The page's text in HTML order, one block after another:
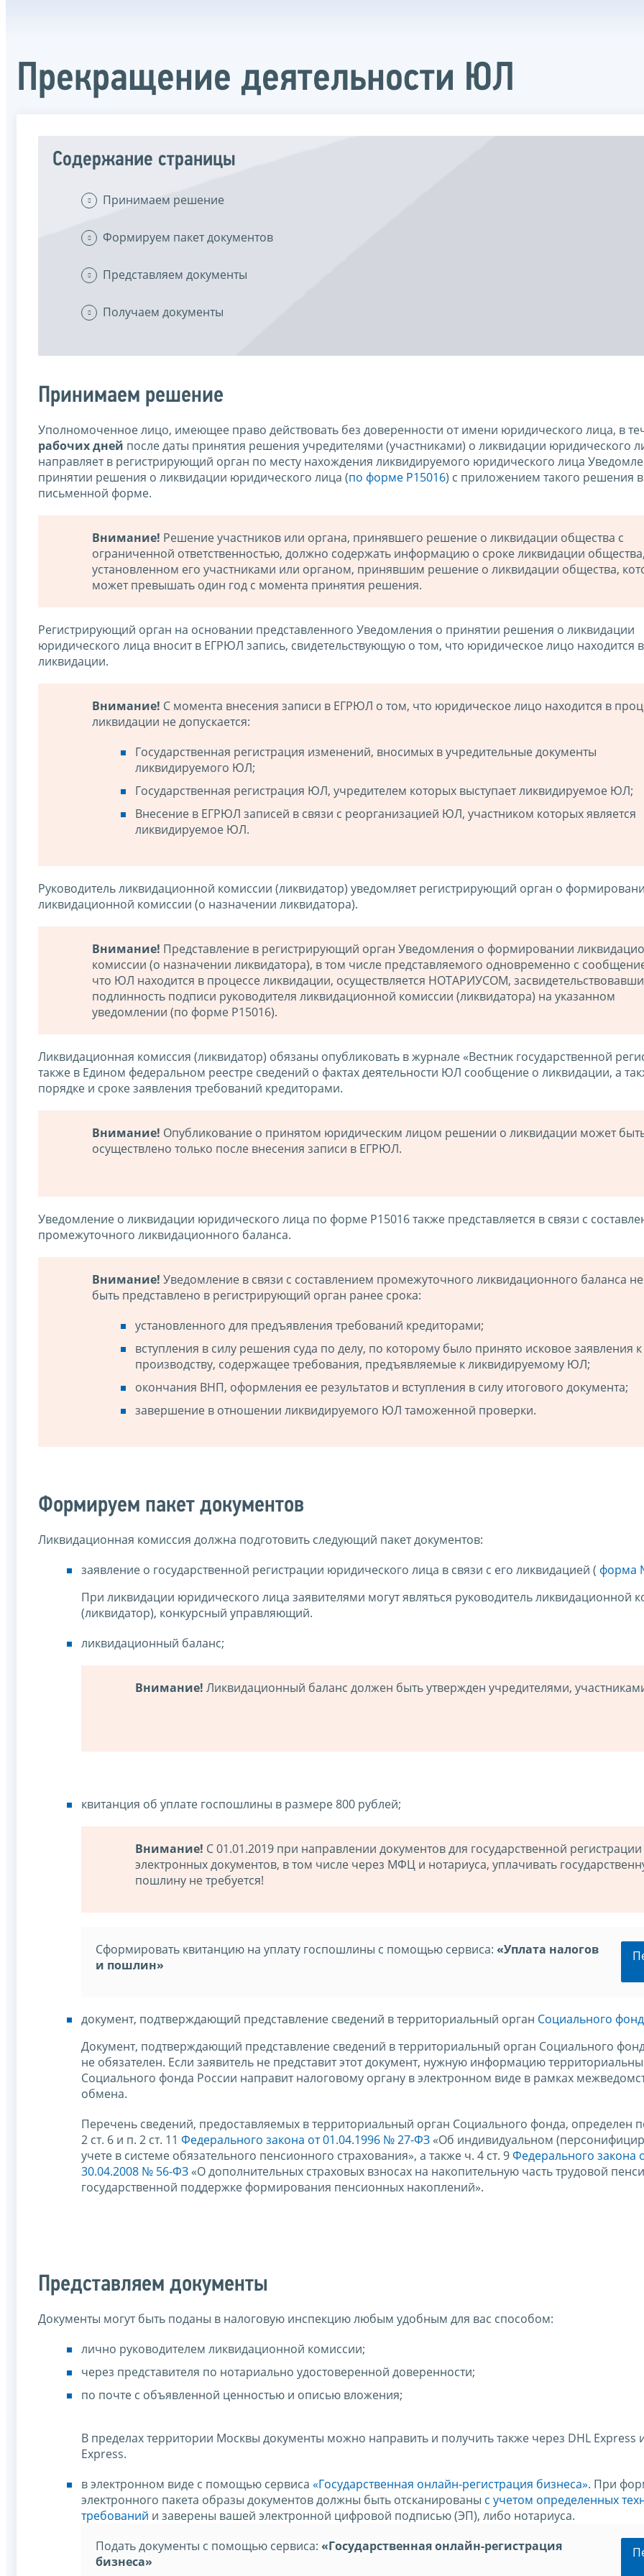
Прекращение деятельности ЮЛ
Содержание страницы
Принимаем решение
Формируем пакет документов
Представляем документы
Получаем документы
Принимаем решение
Уполномоченное лицо, имеющее право действовать без доверенности от имени юридического лица, в
рабочих дней после даты принятия решения учредителями (участниками) о ликвидации юридического
направляет в регистрирующий орган по месту нахождения ликвидируемого юридического лица
принятии решения о ликвидации юридического лица (по форме Р15016) с приложением такого решения в
письменной форме.
Внимание! Решение участников или органа, принявшего решение о ликвидации общества с
ограниченной ответственностью, должно содержать информацию о сроке ликвидации общества,
установленном его участниками или органом, принявшим решение о ликвидации общества,
может превышать один год с момента принятия решения.
Регистрирующий орган на основании представленного Уведомления о принятии решения о ликвидации
юридического лица вносит в ЕГРЮЛ запись, свидетельствующую о том, что юридическое лицо находится
ликвидации.
Внимание! С момента внесения записи в ЕГРЮЛ о том, что юридическое лицо находится в
ликвидации не допускается:
Государственная регистрация изменений, вносимых в учредительные документы
ликвидируемого ЮЛ;
Государственная регистрация ЮЛ, учредителем которых выступает ликвидируемое ЮЛ;
Внесение в ЕГРЮЛ записей в связи с реорганизацией ЮЛ, участником которых является
ликвидируемое ЮЛ.
Руководитель ликвидационной комиссии (ликвидатор) уведомляет регистрирующий орган о
ликвидационной комиссии (о назначении ликвидатора).
Внимание! Представление в регистрирующий орган Уведомления о формировании
комиссии (о назначении ликвидатора), в том числе представляемого одновременно с
что ЮЛ находится в процессе ликвидации, осуществляется НОТАРИУСОМ,
подлинность подписи руководителя ликвидационной комиссии (ликвидатора) на указанном
уведомлении (по форме Р15016).
Ликвидационная комиссия (ликвидатор) обязаны опубликовать в журнале «Вестник государственной
также в Едином федеральном реестре сведений о фактах деятельности ЮЛ сообщение о ликвидации, а
порядке и сроке заявления требований кредиторами.
Внимание! Опубликование о принятом юридическим лицом решении о ликвидации может
осуществлено только после внесения записи в ЕГРЮЛ.
Уведомление о ликвидации юридического лица по форме Р15016 также представляется в связи с
промежуточного ликвидационного баланса.
Внимание! Уведомление в связи с составлением промежуточного ликвидационного баланса
быть представлено в регистрирующий орган ранее срока:
установленного для предъявления требований кредиторами;
вступления в силу решения суда по делу, по которому было принято исковое заявления к
производству, содержащее требования, предъявляемые к ликвидируемому ЮЛ;
окончания ВНП, оформления ее результатов и вступления в силу итогового документа;
завершение в отношении ликвидируемого ЮЛ таможенной проверки.
Формируем пакет документов
Ликвидационная комиссия должна подготовить следующий пакет документов:
заявление о государственной регистрации юридического лица в связи с его ликвидацией ( форма
При ликвидации юридического лица заявителями могут являться руководитель ликвидационной
(ликвидатор), конкурсный управляющий.
ликвидационный баланс;
Внимание! Ликвидационный баланс должен быть утвержден учредителями,
квитанция об уплате госпошлины в размере 800 рублей;
Внимание! С 01.01.2019 при направлении документов для государственной
электронных документов, в том числе через МФЦ и нотариуса, уплачивать
пошлину не требуется!
Сформировать квитанцию на уплату госпошлины с помощью сервиса: «Уплата налогов
и пошлин»
документ, подтверждающий представление сведений в территориальный орган Социального
Документ, подтверждающий представление сведений в территориальный орган Социального
не обязателен. Если заявитель не представит этот документ, нужную информацию
Социального фонда России направит налоговому органу в электронном виде в рамках
обмена.
Перечень сведений, предоставляемых в территориальный орган Социального фонда, определен
2 ст. 6 и п. 2 ст. 11 Федерального закона от 01.04.1996 № 27-ФЗ «Об индивидуальном
учете в системе обязательного пенсионного страхования», а также ч. 4 ст. 9Федерального закона
30.04.2008 № 56-ФЗ «О дополнительных страховых взносах на накопительную часть трудовой
государственной поддержке формирования пенсионных накоплений».
Представляем документы
Документы могут быть поданы в налоговую инспекцию любым удобным для вас способом:
лично руководителем ликвидационной комиссии;
через представителя по нотариально удостоверенной доверенности;
по почте с объявленной ценностью и описью вложения;
В пределах территории Москвы документы можно направить и получить также через DHL Express
Express.
в электронном виде с помощью сервиса «Государственная онлайн-регистрация бизнеса». При
электронного пакета образы документов должны быть отсканированы с учетом определенных
требований и заверены вашей электронной цифровой подписью (ЭП), либо нотариуса.
Подать документы с помощью сервиса: «Государственная онлайн-регистрация
бизнеса»